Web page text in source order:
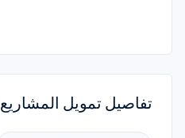
تفاصيل تمويل المشاريع